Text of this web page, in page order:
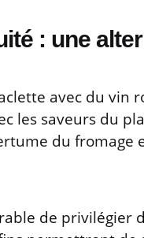
: une
avec du
les saveurs du
du
de privilégier